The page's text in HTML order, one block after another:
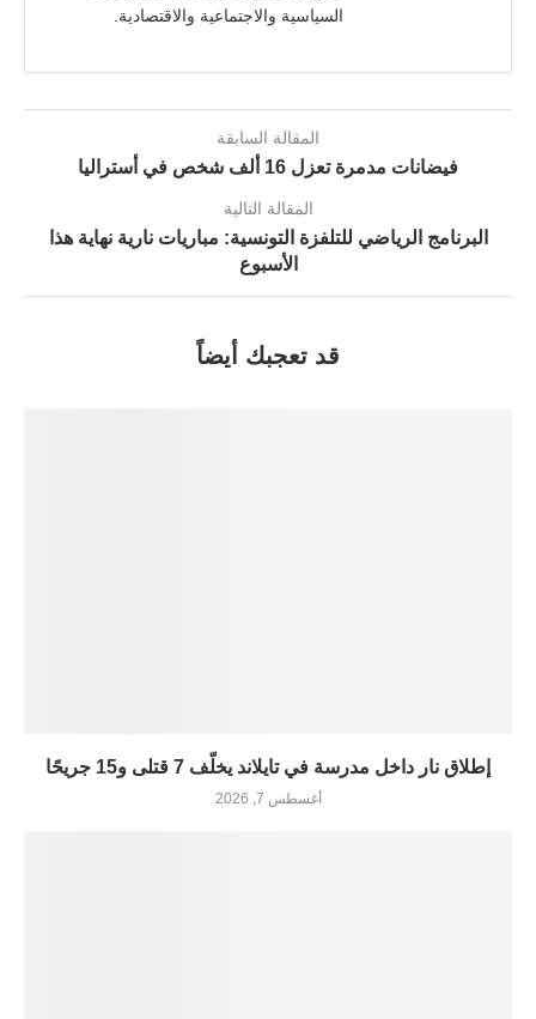
السياسية والاجتماعية والاقتصادية.
المقالة السابقة
فيضانات مدمرة تعزل 16 ألف شخص في أستراليا
المقالة التالية
البرنامج الرياضي للتلفزة التونسية: مباريات نارية نهاية هذا
الأسبوع
قد تعجبك أيضاً
إطلاق نار داخل مدرسة في تايلاند يخلّف 7 قتلى و15 جريحًا
أغسطس 7, 2026